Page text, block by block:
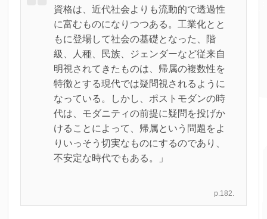
資格は、近代社会よりも流動的で透過性
に富むものになりつつある。工業化とと
もに登場して社会の基礎となった、階
級、人種、民族、ジェンダーなど従来自
明視されてきたものは、帰属の複数性を
特徴とする現代では疑問視されるように
なっている。しかし、ポストモダンの時
代は、モダニティの前提に疑問を投げか
けることによって、帰属という問題をよ
りいっそう切実なものにするのであり、
不安定な時代でもある。」
p.182.